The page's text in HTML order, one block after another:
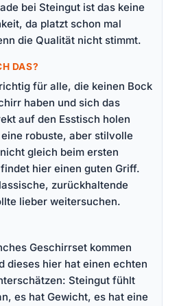
bei Steingut ist das keine
da platzt schon mal
die Qualität nicht stimmt.
DAS?
für alle, die keinen Bock
haben und sich das
auf den Esstisch holen
robuste, aber stilvolle
gleich beim ersten
hier einen guten Griff.
zurückhaltende
lieber weitersuchen.
Geschirrset kommen
dieses hier hat einen echten
Steingut fühlt
es hat Gewicht, es hat eine